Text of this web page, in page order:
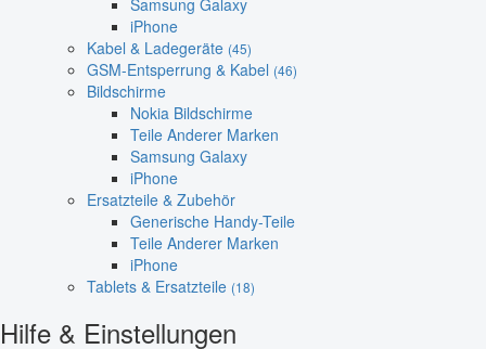
iPhone
Kabel & Ladegeräte (45)
GSM-Entsperrung & Kabel (46)
Bildschirme
Nokia Bildschirme
Teile Anderer Marken
Samsung Galaxy
iPhone
Ersatzteile & Zubehör
Generische Handy-Teile
Teile Anderer Marken
iPhone
Tablets & Ersatzteile (18)
Hilfe & Einstellungen